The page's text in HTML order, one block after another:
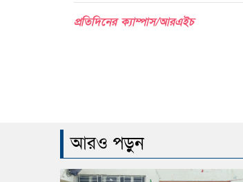
প্রতিদিনের ক্যাম্পাস/আরএইচ
আরও পড়ুন